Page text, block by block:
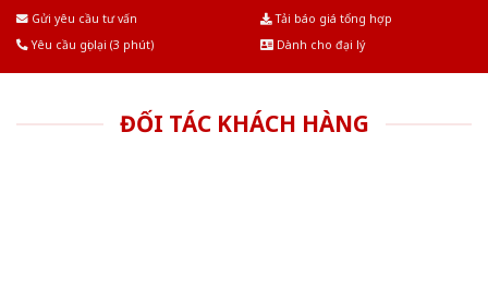
Gửi yêu cầu tư vấn
Tải báo giá tổng hợp
Yêu cầu gọi lại (3 phút)
Dành cho đại lý
ĐỐI TÁC KHÁCH HÀNG